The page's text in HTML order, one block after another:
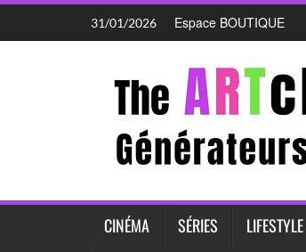
Skip
content
31/01/2026 Espace BOUTIQUE
CINÉMA SÉRIES LIFESTYLE